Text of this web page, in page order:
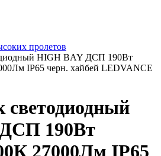
пролетов
HIGH BAY ДСП 190Вт
IP65 черн. хайбей LEDVANCE
светодиодный
190Вт
27000Лм IP65